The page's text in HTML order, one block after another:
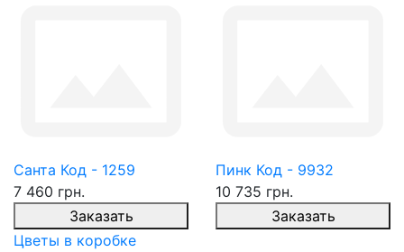
Санта Код - 1259
7 460 грн.
Заказать
Пинк Код - 9932
10 735 грн.
Заказать
Цветы в коробке